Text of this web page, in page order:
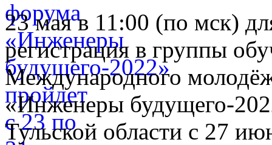
23 мая в 11:00 (по мск)
регистрация в группы
Международного
«Инженеры будущего-
Тульской области с 27